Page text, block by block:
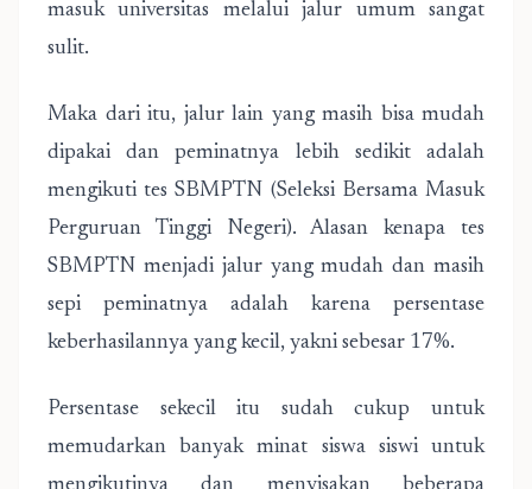
masuk universitas melalui jalur umum sangat
sulit.
Maka dari itu, jalur lain yang masih bisa mudah
dipakai dan peminatnya lebih sedikit adalah
mengikuti tes SBMPTN (Seleksi Bersama Masuk
Perguruan Tinggi Negeri). Alasan kenapa tes
SBMPTN menjadi jalur yang mudah dan masih
sepi peminatnya adalah karena persentase
keberhasilannya yang kecil, yakni sebesar 17%.
Persentase sekecil itu sudah cukup untuk
memudarkan banyak minat siswa siswi untuk